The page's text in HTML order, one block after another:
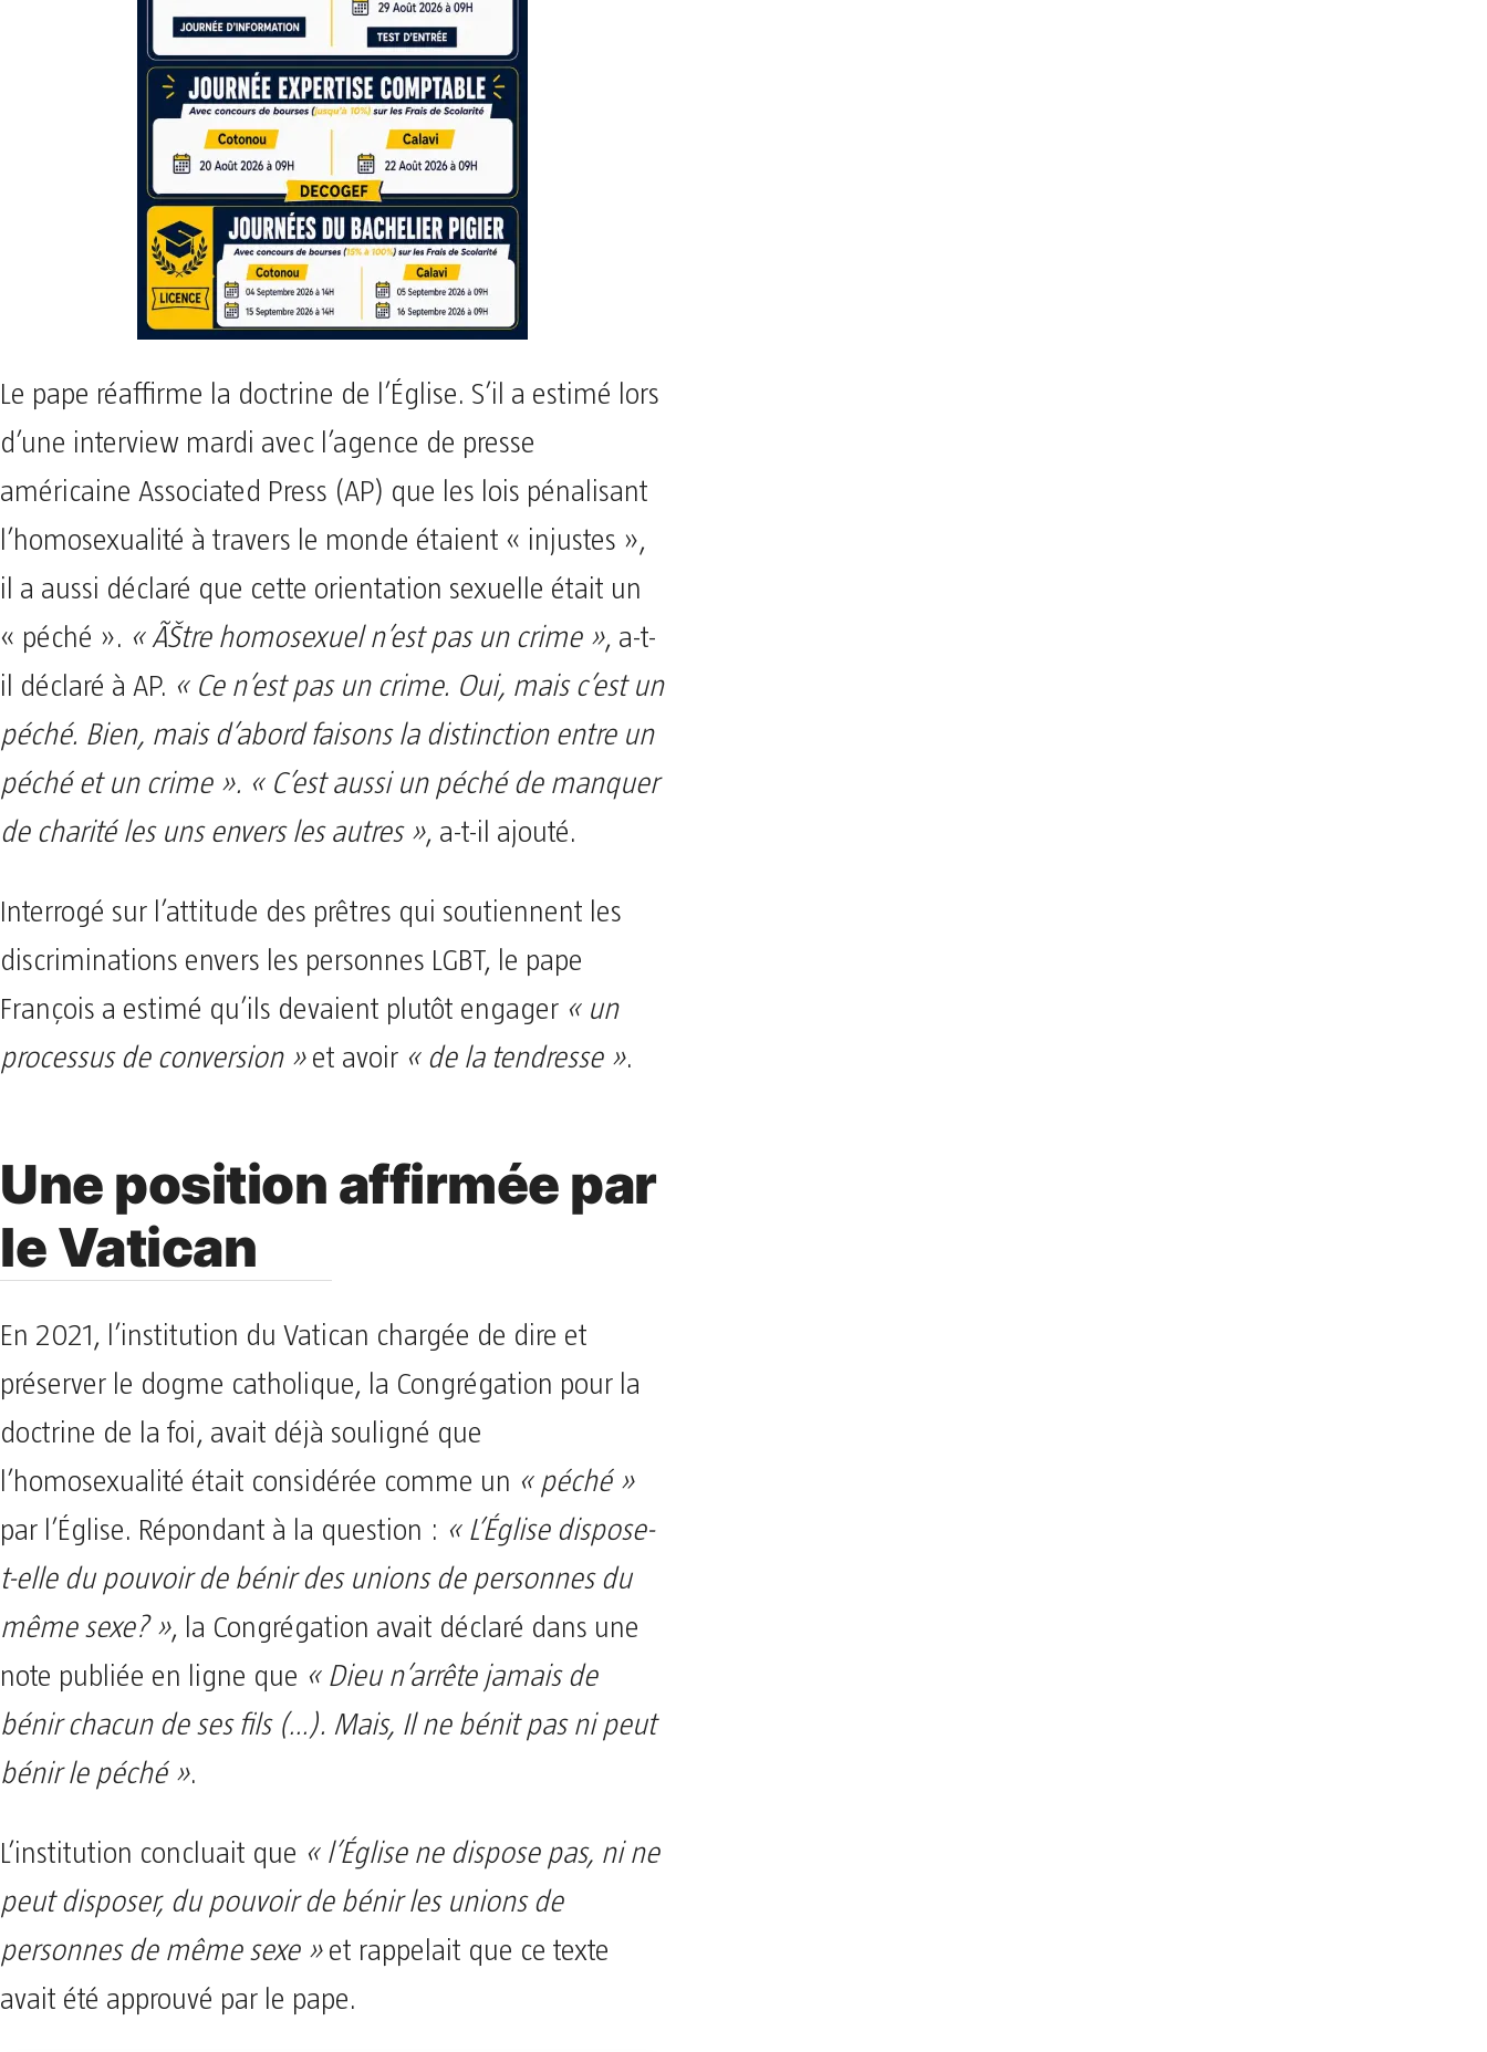
Le pape réaffirme la doctrine de l’Église. S’il a estimé lors
d’une interview mardi avec l’agence de presse
américaine Associated Press (AP) que les lois pénalisant
l’homosexualité à travers le monde étaient « injustes »,
il a aussi déclaré que cette orientation sexuelle était un
« péché ». « ÃŠtre homosexuel n’est pas un crime », a-t-
il déclaré à AP. « Ce n’est pas un crime. Oui, mais c’est un
péché. Bien, mais d’abord faisons la distinction entre un
péché et un crime ». « C’est aussi un péché de manquer
de charité les uns envers les autres », a-t-il ajouté.
Interrogé sur l’attitude des prêtres qui soutiennent les
discriminations envers les personnes LGBT, le pape
François a estimé qu’ils devaient plutôt engager « un
processus de conversion »et avoir « de la tendresse ».
Une position affirmée par
le Vatican
En 2021, l’institution du Vatican chargée de dire et
préserver le dogme catholique, la Congrégation pour la
doctrine de la foi, avait déjà souligné que
l’homosexualité était considérée comme un « péché »
par l’Église. Répondant à la question : « L’Église dispose-
t-elle du pouvoir de bénir des unions de personnes du
même sexe? », la Congrégation avait déclaré dans une
note publiée en ligne que « Dieu n’arrête jamais de
bénir chacun de ses fils (…). Mais, Il ne bénit pas ni peut
bénir le péché ».
L’institution concluait que « l’Église ne dispose pas, ni ne
peut disposer, du pouvoir de bénir les unions de
personnes de même sexe »et rappelait que ce texte
avait été approuvé par le pape.